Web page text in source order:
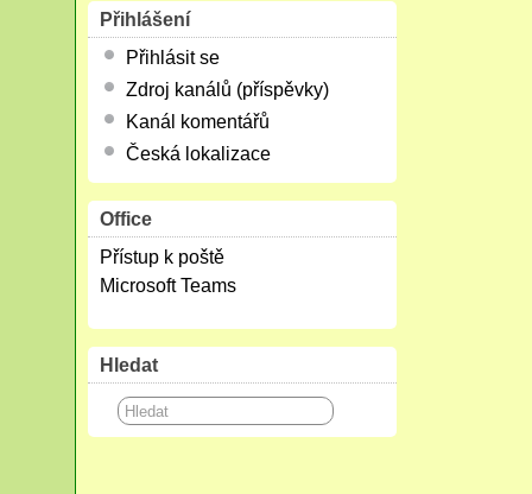
Přihlášení
Přihlásit se
Zdroj kanálů (příspěvky)
Kanál komentářů
Česká lokalizace
Office
Přístup k poště
Microsoft Teams
Hledat